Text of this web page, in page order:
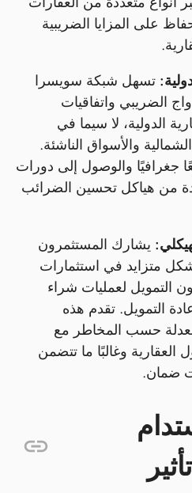
على المزايا الضريبية
تسهل شبكة سويسرا
الضريبي واتفاقيات
الدولية، لا سيما في
والأسواق الناشئة.
جغرافيًا والوصول إلى دورات
من هياكل تحسين الضرائب
يشارك المستثمرون
متزايد في استثمارات
التمويل لعمليات شراء
التمويل. تقدم هذه
معدلة حسب المخاطر مع
العقارية وغالبًا ما تتضمن
ضمان.